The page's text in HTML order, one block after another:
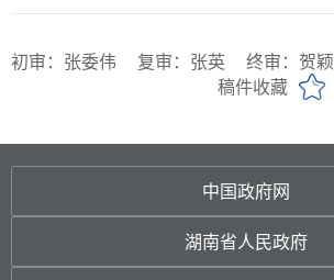
初审：张委伟 复审：张英
终审：贺颖
稿件收藏
中国政府网
湖南省人民政府